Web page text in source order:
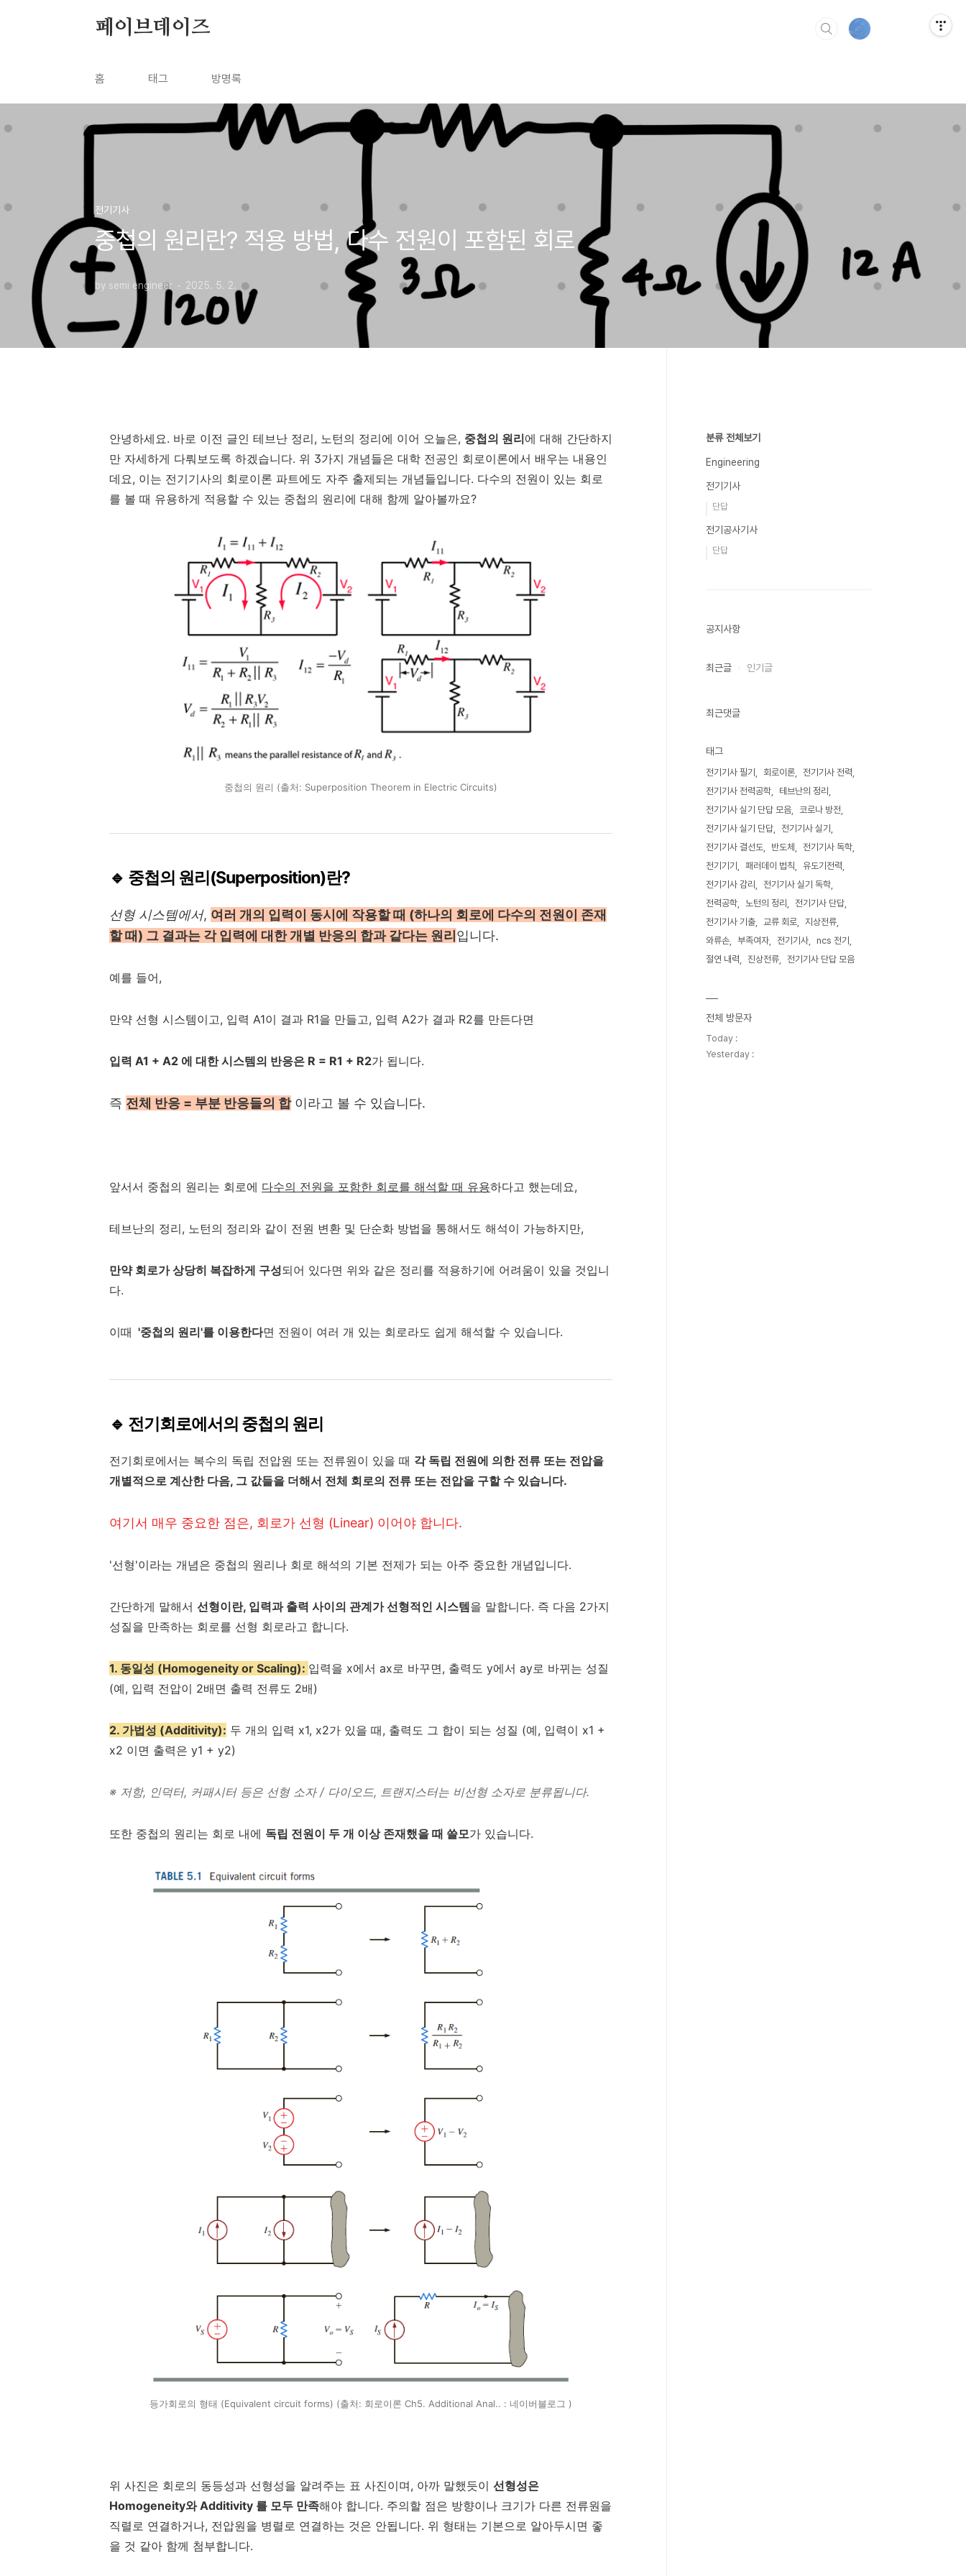
페이브데이즈
홈 태그 방명록
전기기사
중첩의 원리란? 적용 방법, 다수 전원이 포함된 회로
by semi engineer 2025. 5. 2.
안녕하세요. 바로 이전 글인 테브난 정리, 노턴의 정리에 이어 오늘은, 중첩의 원리에 대해 간단하지
만 자세하게 다뤄보도록 하겠습니다. 위 3가지 개념들은 대학 전공인 회로이론에서 배우는 내용인
데요, 이는 전기기사의 회로이론 파트에도 자주 출제되는 개념들입니다. 다수의 전원이 있는 회로
를 볼 때 유용하게 적용할 수 있는 중첩의 원리에 대해 함께 알아볼까요?
중첩의 원리 (출처: Superposition Theorem in Electric Circuits)
🔹 중첩의 원리(Superposition)란?
선형 시스템에서, 여러 개의 입력이 동시에 작용할 때 (하나의 회로에 다수의 전원이 존재
할 때) 그 결과는 각 입력에 대한 개별 반응의 합과 같다는 원리 입니다.
예를 들어,
만약 선형 시스템이고, 입력 A1이 결과 R1을 만들고, 입력 A2가 결과 R2를 만든다면
입력 A1 + A2 에 대한 시스템의 반응은 R = R1 + R2가 됩니다.
즉 전체 반응 = 부분 반응들의 합이라고 볼 수 있습니다.
앞서서 중첩의 원리는 회로에 다수의 전원을 포함한 회로를 해석할 때 유용하다고 했는데요,
테브난의 정리, 노턴의 정리와 같이 전원 변환 및 단순화 방법을 통해서도 해석이 가능하지만,
만약 회로가 상당히 복잡하게 구성되어 있다면 위와 같은 정리를 적용하기에 어려움이 있을 것입니
다.
이때 '중첩의 원리'를 이용한다면 전원이 여러 개 있는 회로라도 쉽게 해석할 수 있습니다.
🔹 전기회로에서의 중첩의 원리
전기회로에서는 복수의 독립 전압원 또는 전류원이 있을 때 각 독립 전원에 의한 전류 또는 전압을
개별적으로 계산한 다음, 그 값들을 더해서 전체 회로의 전류 또는 전압을 구할 수 있습니다.
여기서 매우 중요한 점은, 회로가 선형 (Linear) 이어야 합니다.
'선형'이라는 개념은 중첩의 원리나 회로 해석의 기본 전제가 되는 아주 중요한 개념입니다.
간단하게 말해서 선형이란, 입력과 출력 사이의 관계가 선형적인 시스템을 말합니다. 즉 다음 2가지
성질을 만족하는 회로를 선형 회로라고 합니다.
1. 동일성 (Homogeneity or Scaling): 입력을 x에서 ax로 바꾸면, 출력도 y에서 ay로 바뀌는 성질
(예, 입력 전압이 2배면 출력 전류도 2배)
2. 가법성 (Additivity): 두 개의 입력 x1, x2가 있을 때, 출력도 그 합이 되는 성질 (예, 입력이 x1 +
x2 이면 출력은 y1 + y2)
※ 저항, 인덕터, 커패시터 등은 선형 소자 / 다이오드, 트랜지스터는 비선형 소자로 분류됩니다.
또한 중첩의 원리는 회로 내에 독립 전원이 두 개 이상 존재했을 때 쓸모가 있습니다.
등가회로의 형태 (Equivalent circuit forms) (출처: 회로이론 Ch5. Additional Anal.. : 네이버블로그 )
위 사진은 회로의 동등성과 선형성을 알려주는 표 사진이며, 아까 말했듯이 선형성은
Homogeneity와 Additivity 를 모두 만족해야 합니다. 주의할 점은 방향이나 크기가 다른 전류원을
직렬로 연결하거나, 전압원을 병렬로 연결하는 것은 안됩니다. 위 형태는 기본으로 알아두시면 좋
을 것 같아 함께 첨부합니다.
분류 전체보기
Engineering
전기기사
단답
전기공사기사
단답
공지사항
최근글 인기글
최근댓글
태그
전기기사 필기 회로이론
전기기사 전력
전기기사 전력공학
테브난의 정리
전기기사 실기 단답 모음
코로나 방전
전기기사 실기 단답
전기기사 실기
전기기사 결선도
반도체
전기기사 독학
전기기기
패러데이 법칙
유도기전력
전기기사 감리
전기기사 실기 독학
전력공학
노턴의 정리
전기기사 단답
전기기사 기출
교류 회로
지상전류
와류손
부족여자 전기기사
ncs 전기
절연 내력
진상전류 전기기사 단답 모음
전체 방문자
Today :
Yesterday :